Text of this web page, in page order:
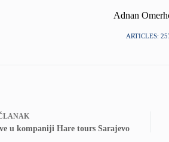
Adnan
ARTICLES:
u kompaniji Hare tours Sarajevo